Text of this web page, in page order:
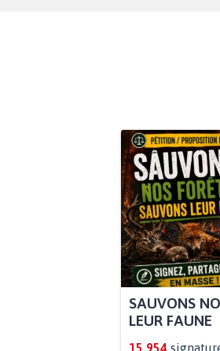
SAUVONS
LEUR FAUNE
15.954